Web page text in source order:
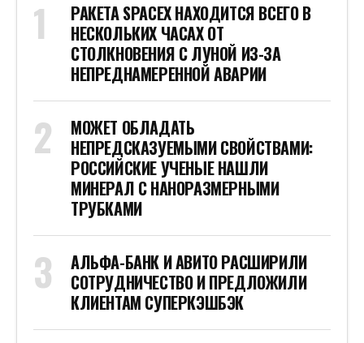
РАКЕТА SPACEX НАХОДИТСЯ ВСЕГО В
НЕСКОЛЬКИХ ЧАСАХ ОТ
СТОЛКНОВЕНИЯ С ЛУНОЙ ИЗ-ЗА
НЕПРЕДНАМЕРЕННОЙ АВАРИИ
МОЖЕТ ОБЛАДАТЬ
НЕПРЕДСКАЗУЕМЫМИ СВОЙСТВАМИ:
РОССИЙСКИЕ УЧЕНЫЕ НАШЛИ
МИНЕРАЛ С НАНОРАЗМЕРНЫМИ
ТРУБКАМИ
АЛЬФА-БАНК И АВИТО РАСШИРИЛИ
СОТРУДНИЧЕСТВО И ПРЕДЛОЖИЛИ
КЛИЕНТАМ СУПЕРКЭШБЭК